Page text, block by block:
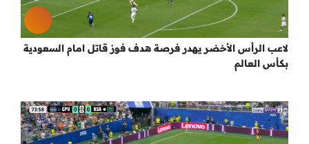
لاعب الرأس الأخضر يهدر فرصة هدف فوز قاتل امام السعودية
بكأس العالم